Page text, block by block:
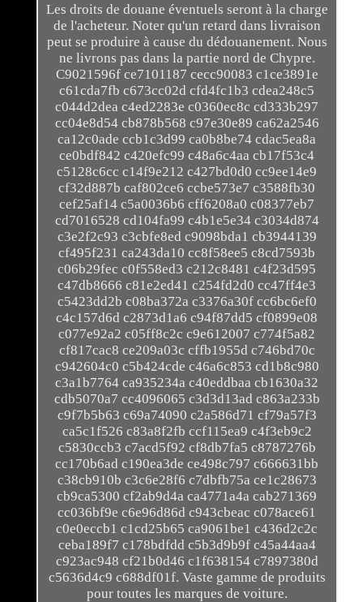
Les droits de douane éventuels seront à la charge
de l'acheteur. Noter qu'un retard dans livraison
peut se produire à cause du dédouanement. Nous
ne livrons pas dans la partie nord de Chypre.
C9021596f ce7101187 cecc90083 c1ce3891e
c61cda7fb c673cc02d cfd4fc1b3 cdea248c5
c044d2dea c4ed2283e c0360ec8c cd333b297
cc04e8d54 cb878b568 c97e30e89 ca62a2546
ca12c0ade ccb1c3d99 ca0b8be74 cdac5ea8a
ce0bdf842 c420efc99 c48a6c4aa cb17f53c4
c5128c6cc c14f9e212 c427bd0d0 cc9ee14e9
cf32d887b caf802ce6 ccbe573e7 c3588fb30
cef25af14 c5a0036b6 cff6208a0 c08377eb7
cd7016528 cd104fa99 c4b1e5e34 c3034d874
c3e2f2c93 c3cbfe8ed c9098bda1 cb3944139
cf495f231 ca243da10 cc8f58ee5 c8cd7593b
c06b29fec c0f558ed3 c212c8481 c4f23d595
c47db8666 c81e2ed41 c254fd2d0 cc47ff4e3
c5423dd2b c08ba372a c3376a30f cc6bc6ef0
c4c157d6d c2873d1a6 c94f87dd5 cf0899e08
c077e92a2 c05ff8c2c c9e612007 c774f5a82
cf817cac8 ce209a03c cffb1955d c746bd70c
c942604c0 c5b424cde c46a6c853 cd1b8c980
c3a1b7764 ca935234a c40eddbaa cb1630a32
cdb5070a7 cc4096065 c3d3d13ad c863a233b
c9f7b5b63 c69a74090 c2a586d71 cf79a57f3
ca5c1f526 c83a8f2fb ccf115ea9 c4f3eb9c2
c5830ccb3 c7acd5f92 cf8db7fa5 c8787276b
cc170b6ad c190ea3de ce498c797 c666631bb
c38cb910b c3c6e28f6 c7dbfb75a ce1c28673
cb9ca5300 cf2ab9d4a ca4771a4a cab271369
cc036bf9e c6e96d86d c943cbeac c078ace61
c0e0eccb1 c1cd25b65 ca9061be1 c436d2c2c
ceba189f7 c178bdfdd c5b3d9b9f c45a44aa4
c923ac948 cf21b0d46 c1f638154 c7897380d
c5636d4c9 c688df01f. Vaste gamme de produits
pour toutes les marques de voiture.